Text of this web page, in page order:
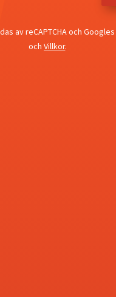
av reCAPTCHA och Googles
ochVillkor.